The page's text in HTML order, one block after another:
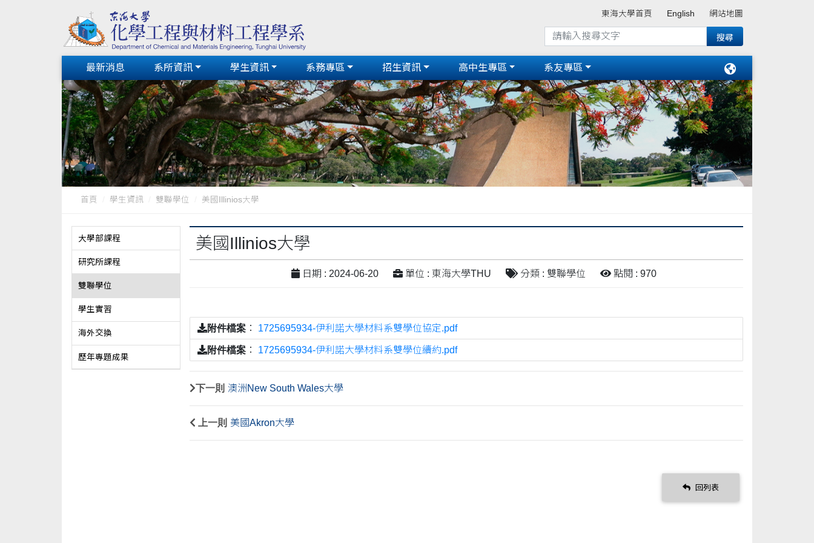
東海大學首頁 English 網站地圖
最新消息 系所資訊 學生資訊 系務專區 招生資訊 高中生專區 系友專區
首頁 學生資訊 雙聯學位 美國Illinios大學
大學部課程
研究所課程
雙聯學位
學生實習
海外交換
歷年專題成果
美國Illinios大學
日期 : 2024-06-20 單位 : 東海大學THU 分類 : 雙聯學位 點閱 : 970
附件檔案 ： 1725695934-伊利諾大學材料系雙學位協定.pdf
附件檔案 ： 1725695934-伊利諾大學材料系雙學位續約.pdf
下一則 澳洲New South Wales大學
上一則 美國Akron大學
回列表